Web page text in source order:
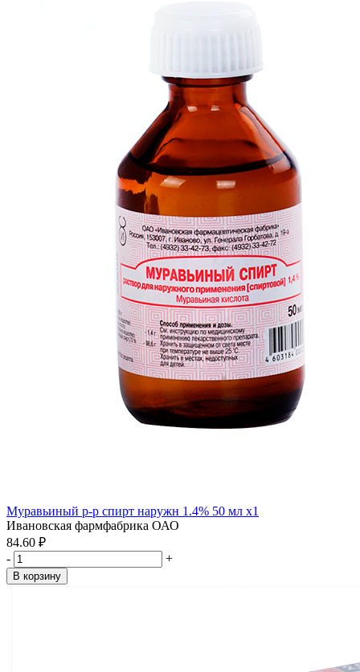
Муравьиный р-р спирт наружн 1.4% 50 мл x1
Ивановская фармфабрика ОАО
84.60 ₽
-
+
В корзину